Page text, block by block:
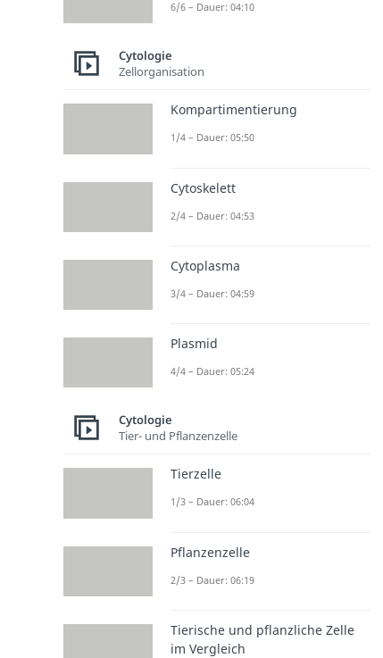
6/6 – Dauer: 04:10
Cytologie
Zellorganisation
Kompartimentierung
1/4 – Dauer: 05:50
Cytoskelett
2/4 – Dauer: 04:53
Cytoplasma
3/4 – Dauer: 04:59
Plasmid
4/4 – Dauer: 05:24
Cytologie
Tier- und Pflanzenzelle
Tierzelle
1/3 – Dauer: 06:04
Pflanzenzelle
2/3 – Dauer: 06:19
Tierische und pflanzliche Zelle
im Vergleich